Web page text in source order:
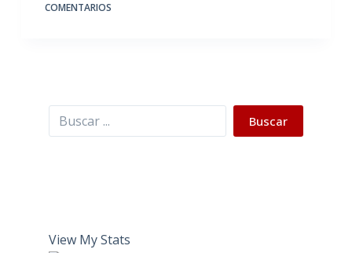
COMENTARIOS
Buscar Buscar
View My Stats